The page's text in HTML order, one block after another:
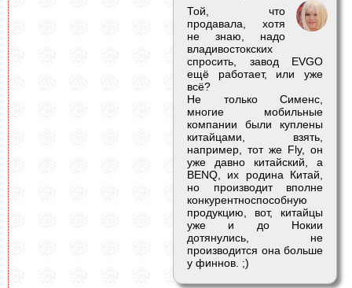
Той, что
продавала, хотя
не знаю, надо
владивостокских
спросить, завод EVGO
ещё работает, или уже
всё?
Не только Сименс,
многие мобильные
компании были куплены
китайцами, взять,
например, тот же Fly, он
уже давно китайский, а
BENQ, их родина Китай,
но производит вполне
конкурентноспособную
продукцию, вот, китайцы
уже и до Нокии
дотянулись, не
производится она больше
у финнов. ;)